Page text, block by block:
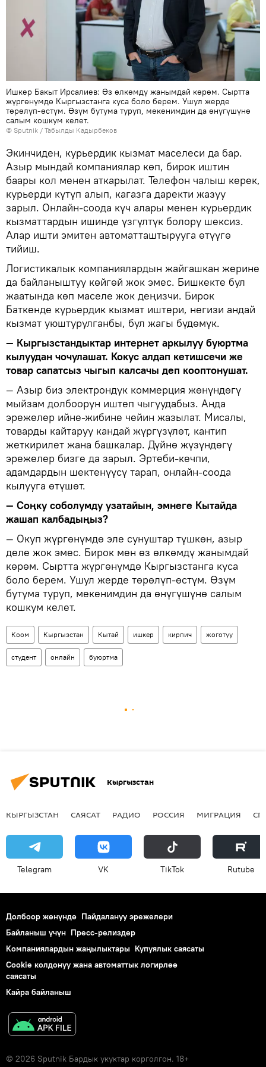
Ишкер Бакыт Ирсалиев: Өз өлкөмдү жанымдай көрөм. Сыртта
жүргөнүмдө Кыргызстанга куса боло берем. Ушул жерде
төрөлүп-өстүм. Өзүм бутума туруп, мекенимдин да өнүгүшүнө
салым кошкум келет.
© Sputnik / Табылды Кадырбеков
Экинчиден, курьердик кызмат маселеси да бар.
Азыр мындай компаниялар көп, бирок иштин
баары кол менен аткарылат. Телефон чалыш керек,
курьерди күтүп алып, кагазга даректи жазуу
зарыл. Онлайн-соода күч алары менен курьердик
кызматтардын ишинде үзгүлтүк болору шексиз.
Алар ишти эмитен автоматташтырууга өтүүгө
тийиш.
Логистикалык компаниялардын жайгашкан жерине
да байланыштуу көйгөй жок эмес. Бишкекте бул
жаатында көп маселе жок деңизчи. Бирок
Баткенде курьердик кызмат иштери, негизи андай
кызмат уюштурулганбы, бул жагы бүдөмүк.
— Кыргызстандыктар интернет аркылуу буюртма
кылуудан чочулашат. Кокус алдап кетишсечи же
товар сапатсыз чыгып калсачы деп кооптонушат.
— Азыр биз электрондук коммерция жөнүндөгү
мыйзам долбоорун иштеп чыгуудабыз. Анда
эрежелер ийне-жибине чейин жазылат. Мисалы,
товарды кайтаруу кандай жүргүзүлөт, кантип
жеткирилет жана башкалар. Дүйнө жүзүндөгү
эрежелер бизге да зарыл. Эртеби-кечпи,
адамдардын шектенүүсү тарап, онлайн-соода
кылууга өтүшөт.
— Соңку соболумду узатайын, эмнеге Кытайда
жашап калбадыңыз?
— Окуп жүргөнүмдө эле сунуштар түшкөн, азыр
деле жок эмес. Бирок мен өз өлкөмдү жанымдай
көрөм. Сыртта жүргөнүмдө Кыргызстанга куса
боло берем. Ушул жерде төрөлүп-өстүм. Өзүм
бутума туруп, мекенимдин да өнүгүшүнө салым
кошкум келет.
Коом Кыргызстан Кытай ишкер кирпич жоготуу
студент онлайн буюртма
Кыргызстан
КЫРГЫЗСТАН САЯСАТ РАДИО РОССИЯ МИГРАЦИЯ
Telegram VK ТikТоk Rutube
Долбоор жөнүндө Пайдалануу эрежелери
Байланыш үчүн Пресс-релиздер
Компаниялардын жаңылыктары Купуялык саясаты
Cookie колдонуу жана автоматтык логирлөө
саясаты
Кайра байланыш
© 2026 Sputnik Бардык укуктар корголгон. 18+